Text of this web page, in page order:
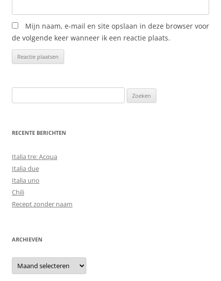
Mijn naam, e-mail en site opslaan in deze browser voor
de volgende keer wanneer ik een reactie plaats.
naar:
RECENTE BERICHTEN
Italia tre: Acqua
Italia due
Italia uno
Chili
Recept zonder naam
ARCHIEVEN
Archieven